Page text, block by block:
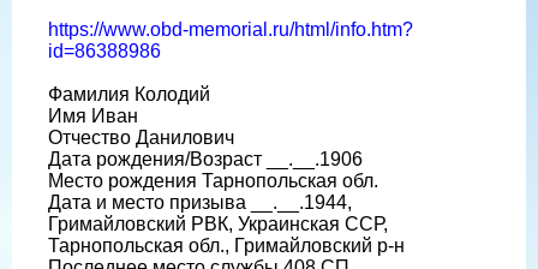
https://www.obd-memorial.ru/html/info.htm?
id=86388986
Фамилия Колодий
Имя Иван
Отчество Данилович
Дата рождения/Возраст __.__.1906
Место рождения Тарнопольская обл.
Дата и место призыва __.__.1944,
Гримайловский РВК, Украинская ССР,
Тарнопольская обл., Гримайловский р-н